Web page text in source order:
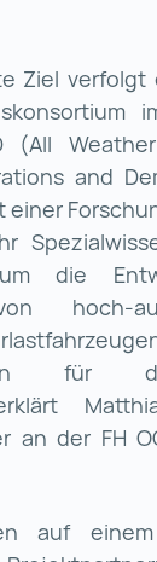
Ziel verfolgt
(All
and
einer
die
hoch-
für
an der FH
auf einem